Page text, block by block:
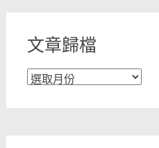
文章歸檔
文